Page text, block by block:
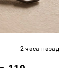
2 часа назад